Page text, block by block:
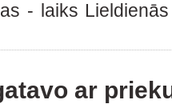
- laiks
ar